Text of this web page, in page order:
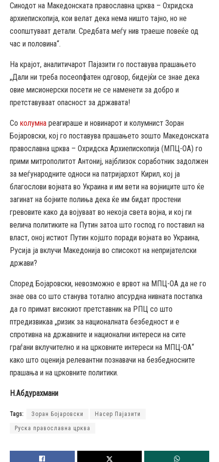
Синодот на Македонската православна црква – Охридска
архиепископија, кои велат дека нема ништо тајно, но не
соопштуваат детали. Средбата меѓу нив траеше повеќе од
час и половина“.
На крајот, аналитичарот Пајазити го поставува прашањето
„Дали ни треба посеопфатен одговор, бидејќи се знае дека
овие мисионерски посети не се наменети за добро и
претставуваат опасност за државата!
Со колумна реагираше и новинарот и колумнист Зоран
Бојаровски, кој го поставува прашањето зошто Македонската
православна црква – Охридска Архиепископија (МПЦ-ОА) го
прими митрополитот Антониј, најблизок соработник задолжен
за меѓународните односи на патријархот Кирил, кој ја
благослови војната во Украина и им вети на војниците што ќе
загинат на бојните полиња дека ќе им бидат простени
гревовите како да војуваат во некоја света војна, и кој ги
велича политиките на Путин затоа што господ го поставил на
власт, оној истиот Путин којшто поради војната во Украина,
Русија ја вклучи Македонија во списокот на непријателски
држави?
Според Бојаровски, невозможно е врвот на МПЦ-ОА да не го
знае ова со што станува тотално апсурдна нивната постапка
да го примат високиот претставник на РПЦ со што
птредизвикаа „ризик за националната безбедност и е
спротивна на државните и национални интереси на сите
граѓани вклучително и на црковните интереси на МПЦ-ОА“
како што оценија релевантни познавачи на безбедносните
прашања и на црковните политики.
Н.Абдурахмани
Tags: Зоран Бојаровски Насер Пајазити
Руска православна црква